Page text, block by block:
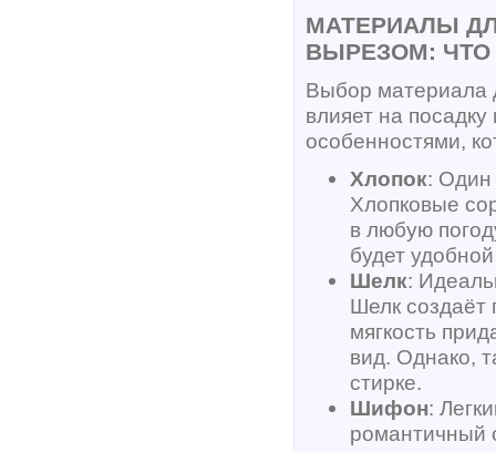
МАТЕРИАЛЫ
ВЫРЕЗОМ:
Выбор материала
влияет на
особенностями,
Хлопок: Один
Хлопковые
в любую
будет
Шелк:
Шелк создаёт
мягкость
вид. Однако,
стирке.
Шифон:
романтичный